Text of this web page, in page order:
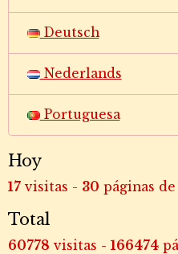
Deutsch
Nederlands
Portuguesa
Hoy
17 visitas - 30 páginas
Total
60778 visitas - 166474